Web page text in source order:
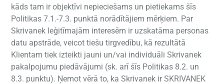
kāds tam ir objektīvi nepieciešams un pietiekams šīs
Politikas 7.1.-7.3. punktā norādītājiem mērķiem. Par
Skrivanek leģitīmajām interesēm ir uzskatāma personas
datu apstrāde, veicot tiešu tirgvedību, kā rezultātā
Klientam tiek izteikti jauni un/vai individuāli Skrivanek
pakalpojumu piedāvājumi (sk. arī šīs Politikas 8.2. un
8.3. punktu). Ņemot vērā to, ka Skrivanek ir SKRIVANEK